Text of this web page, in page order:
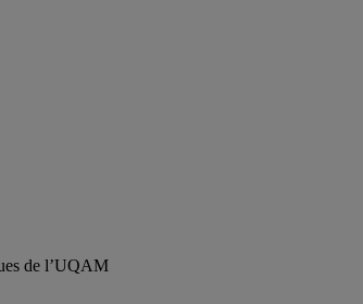
de l’UQAM